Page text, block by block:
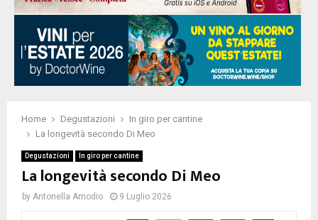
Home Degustazioni
In giro per cantine
La longevità secondo Di Meo
Degustazioni In giro per cantine
La longevità secondo Di Meo
by Antonella Amodio 9 Luglio 2026